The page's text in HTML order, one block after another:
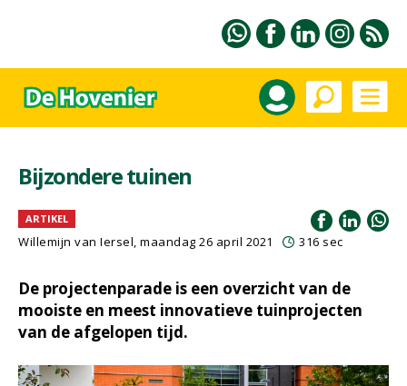
Bijzondere tuinen
ARTIKEL
Willemijn van Iersel, maandag 26 april 2021 316 sec
De projectenparade is een overzicht van de
mooiste en meest innovatieve tuinprojecten
van de afgelopen tijd.